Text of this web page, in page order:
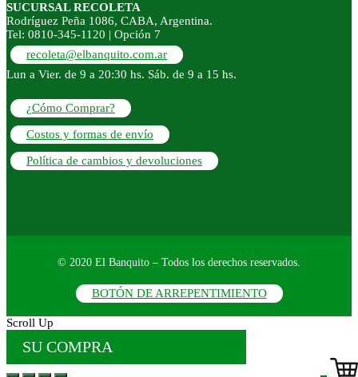
SUCURSAL RECOLETA
Rodríguez Peña 1086, CABA, Argentina.
Tel: 0810-345-1120 | Opción 7
recoleta@elbanquito.com.ar
Lun a Vier. de 9 a 20:30 hs. Sáb. de 9 a 15 hs.
¿Cómo Comprar?
Costos y formas de envío
Política de cambios y devoluciones
© 2020 El Banquito – Todos los derechos reservados.
BOTÓN DE ARREPENTIMIENTO
Scroll Up
SU COMPRA